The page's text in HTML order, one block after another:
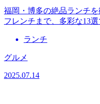
福岡・博多の絶品ランチ
フレンチまで、多彩な13
ランチ
グルメ
2025.07.14